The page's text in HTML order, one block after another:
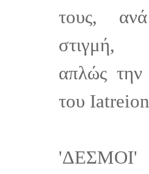
τους,
στιγμή,
απλώς την
του